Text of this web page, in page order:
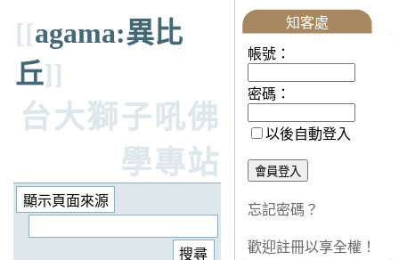
[[agama:異比
丘]]
台大獅子吼佛
學專站
知客處
帳號：
密碼：
以後自動登入
忘記密碼？
歡迎註冊以享全權！